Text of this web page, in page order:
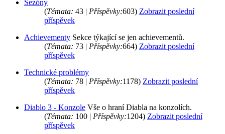
Sezóny
(Témata: 43 | Příspěvky:603) Zobrazit poslední
příspěvek
Achievementy Sekce týkající se jen achievementů.
(Témata: 73 | Příspěvky:664) Zobrazit poslední
příspěvek
Technické problémy
(Témata: 78 | Příspěvky:1178) Zobrazit poslední
příspěvek
Diablo 3 - Konzole Vše o hraní Diabla na konzolích.
(Témata: 100 | Příspěvky:1204) Zobrazit poslední
příspěvek